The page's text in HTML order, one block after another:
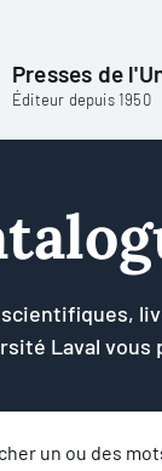
Presses de
Éditeur depuis 1950
Laval vous
un ou des